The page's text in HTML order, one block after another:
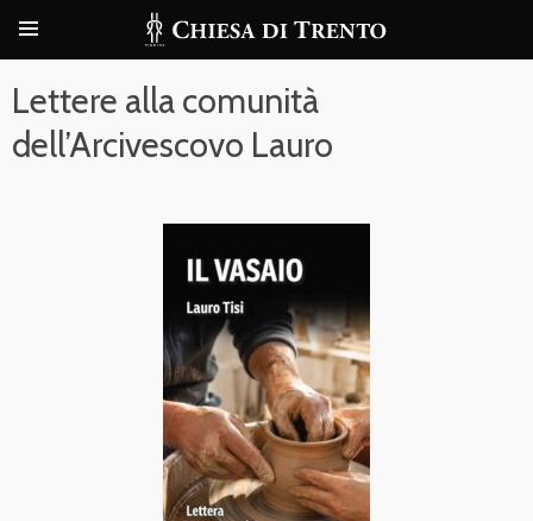
Lettere alla comunità
dell’Arcivescovo Lauro